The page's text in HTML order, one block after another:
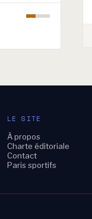
LE SITE
À propos
Charte éditoriale
Contact
Paris sportifs